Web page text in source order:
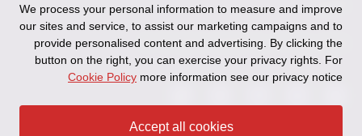
כניסה לעובדים - דוא"ל
כניסה לעובדים - דוחות עבודה
אודותינו
זיכרון והנצחה
תקנון
מדיניות הפרטיות
Disclaimer
Ethics Hotline
עקבו אחרינו ברשתות החברתיות
We process your personal information to measure and improve
our sites and service, to assist our marketing campaigns and to
provide personalised content and advertising. By clicking the
button on the right, you can exercise your privacy rights. For
more information see our privacy notice
Cookie Policy
Accept all cookies